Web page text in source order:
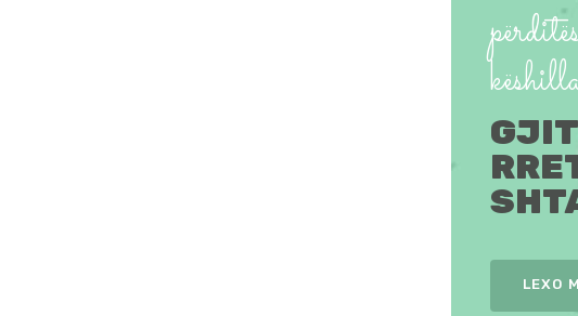
LEXO